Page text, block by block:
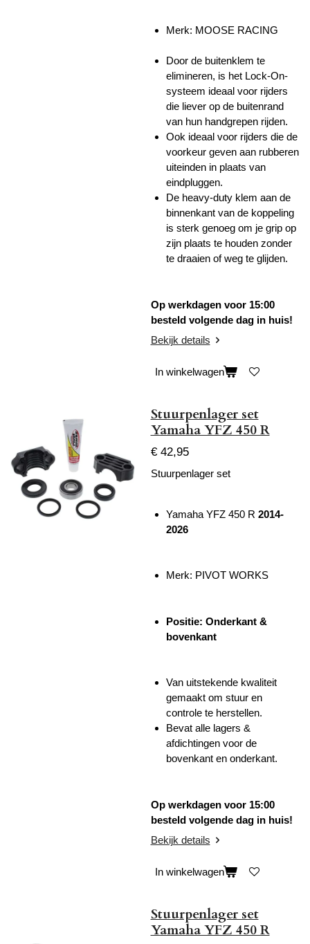
Merk: MOOSE RACING
Door de buitenklem te
elimineren, is het Lock-On-
systeem ideaal voor rijders
die liever op de buitenrand
van hun handgrepen rijden.
Ook ideaal voor rijders die de
voorkeur geven aan rubberen
uiteinden in plaats van
eindpluggen.
De heavy-duty klem aan de
binnenkant van de koppeling
is sterk genoeg om je grip op
zijn plaats te houden zonder
te draaien of weg te glijden.
Op werkdagen voor 15:00
besteld volgende dag in huis!
Bekijk details
In winkelwagen
Stuurpenlager set
Yamaha YFZ 450 R
€ 42,95
Stuurpenlager set
Yamaha YFZ 450 R 2014-
2026
Merk: PIVOT WORKS
Positie: Onderkant &
bovenkant
Van uitstekende kwaliteit
gemaakt om stuur en
controle te herstellen.
Bevat alle lagers &
afdichtingen voor de
bovenkant en onderkant.
Op werkdagen voor 15:00
besteld volgende dag in huis!
Bekijk details
In winkelwagen
Stuurpenlager set
Yamaha YFZ 450 R